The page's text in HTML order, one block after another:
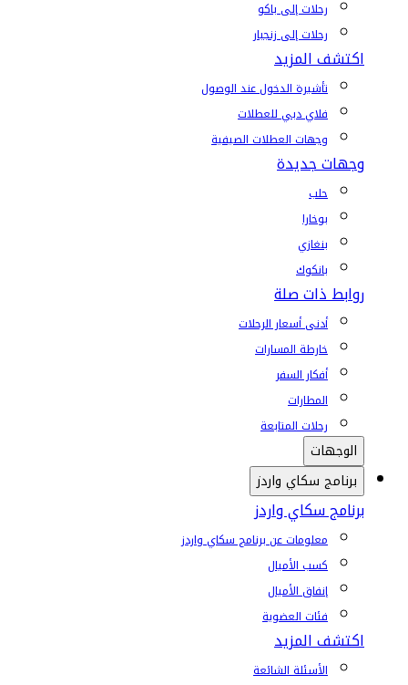
رحلات إلى باكو
رحلات إلى زنجبار
اكتشف المزيد
تأشيرة الدخول عند الوصول
فلاي دبي للعطلات
وجهات العطلات الصيفية
وجهات جديدة
حلب
بوخارا
بنغازي
بانكوك
روابط ذات صلة
أدنى أسعار الرحلات
خارطة المسارات
أفكار السفر
المطارات
رحلات المتابعة
الوجهات
برنامج سكاي واردز
برنامج سكاي واردز
معلومات عن برنامج سكاي واردز
كسب الأميال
إنفاق الأميال
فئات العضوية
اكتشف المزيد
الأسئلة الشائعة